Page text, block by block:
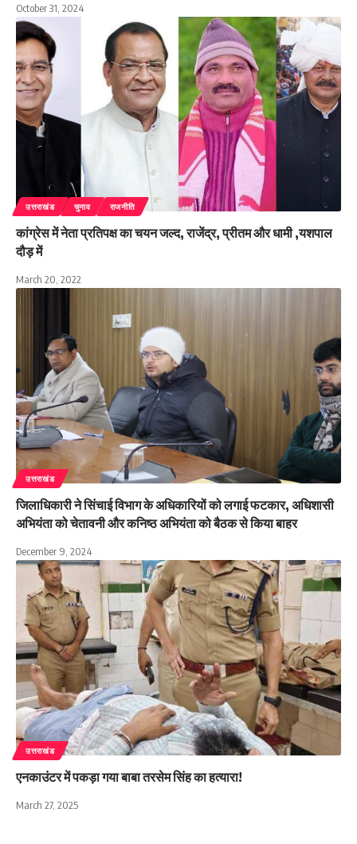
October 31, 2024
उत्तराखंड चुनाव राजनीति
कांग्रेस में नेता प्रतिपक्ष का चयन जल्द, राजेंद्र, प्रीतम और धामी ,यशपाल
दौड़ में
March 20, 2022
उत्तराखंड
जिलाधिकारी ने सिंचाई विभाग के अधिकारियों को लगाई फटकार, अधिशासी
अभियंता को चेतावनी और कनिष्ठ अभियंता को बैठक से किया बाहर
December 9, 2024
उत्तराखंड
एनकाउंटर में पकड़ा गया बाबा तरसेम सिंह का हत्यारा!
March 27, 2025